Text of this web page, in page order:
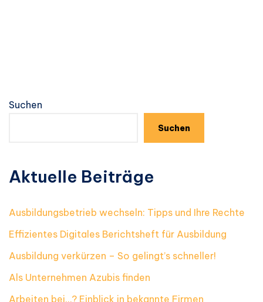
Suchen
Suchen
Aktuelle Beiträge
Ausbildungsbetrieb wechseln: Tipps und Ihre Rechte
Effizientes Digitales Berichtsheft für Ausbildung
Ausbildung verkürzen – So gelingt’s schneller!
Als Unternehmen Azubis finden
Arbeiten bei…? Einblick in bekannte Firmen